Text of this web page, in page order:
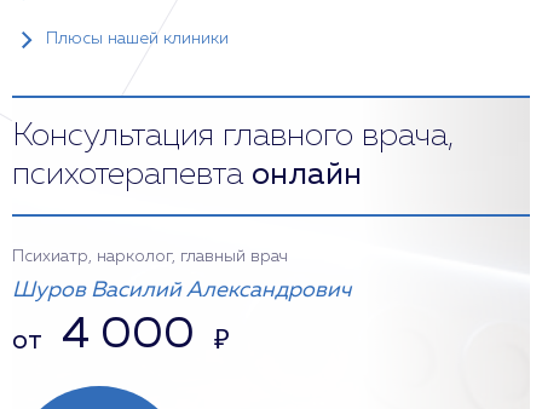
Плюсы нашей клиники
Консультация главного врача,
психотерапевта онлайн
Психиатр, нарколог, главный врач
Шуров Василий Александрович
от 4 000 ₽